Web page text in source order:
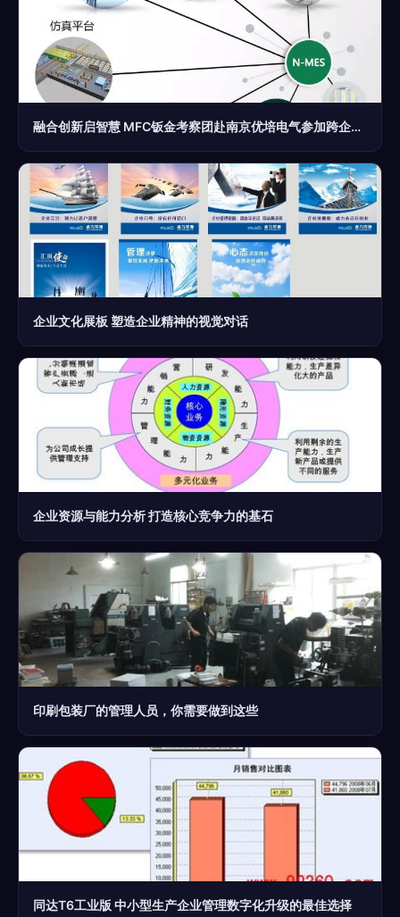
融合创新启智慧 MFC钣金考察团赴南京优培电气参加跨企业智慧管理研讨
企业文化展板 塑造企业精神的视觉对话
企业资源与能力分析 打造核心竞争力的基石
印刷包装厂的管理人员，你需要做到这些
同达T6工业版 中小型生产企业管理数字化升级的最佳选择